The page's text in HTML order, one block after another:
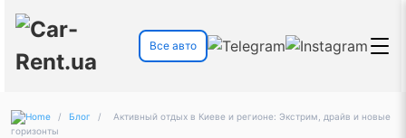
Все авто
/ Блог /
Активный отдых в Киеве и регионе: Экстрим, драйв и новые
горизонты